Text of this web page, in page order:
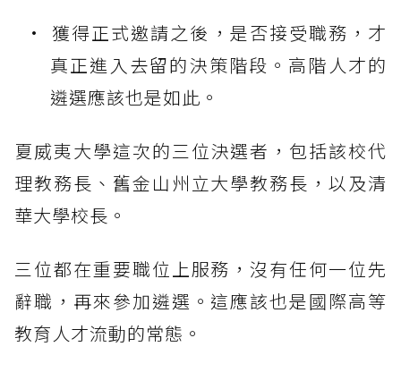
獲得正式邀請之後，是否接受職務，才
真正進入去留的決策階段。高階人才的
遴選應該也是如此。
夏威夷大學這次的三位決選者，包括該校代
理教務長、舊金山州立大學教務長，以及清
華大學校長。
三位都在重要職位上服務，沒有任何一位先
辭職，再來參加遴選。這應該也是國際高等
教育人才流動的常態。